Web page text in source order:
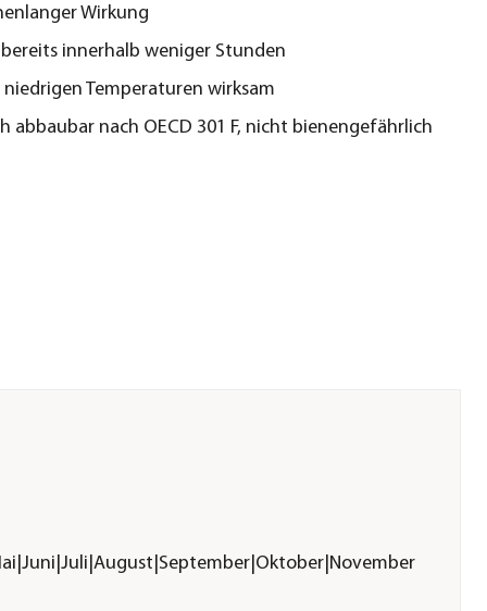
Wirkung
innerhalb weniger Stunden
niedrigen Temperaturen wirksam
abbaubar nach OECD 301 F, nicht bienengefährlich